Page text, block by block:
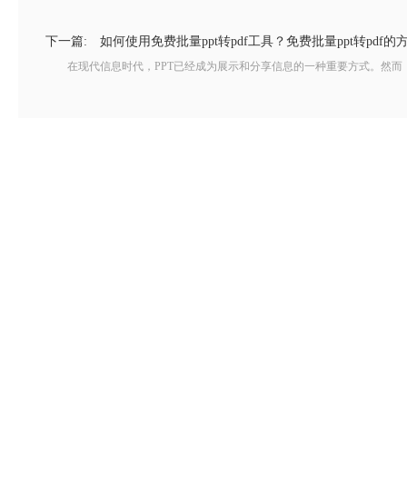
下一篇: 如何使用免费批量ppt转pdf工具？免费批量ppt转pdf的
在现代信息时代，PPT已经成为展示和分享信息的一种重要方式。然而